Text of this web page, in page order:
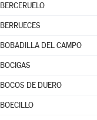
BERCERUELO
BERRUECES
BOBADILLA DEL CAMPO
BOCIGAS
BOCOS DE DUERO
BOECILLO